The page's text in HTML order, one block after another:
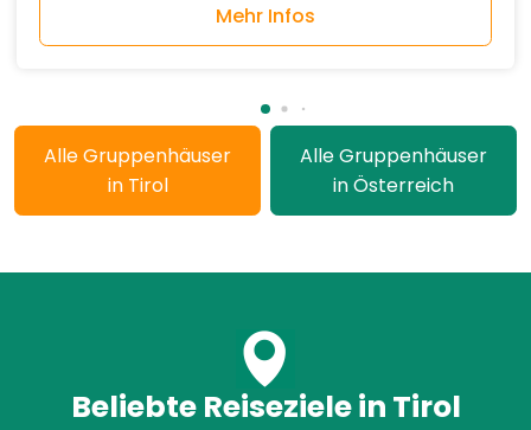
Mehr Infos
Alle Gruppenhäuser
in Tirol
Alle Gruppenhäuser
in Österreich
Beliebte Reiseziele in Tirol